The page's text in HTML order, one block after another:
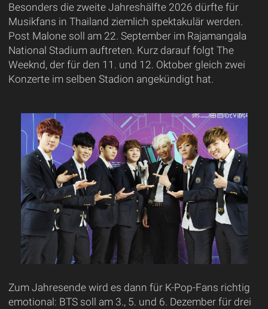
Besonders die zweite Jahreshälfte 2026 dürfte für
Musikfans in Thailand ziemlich spektakulär werden.
Post Malone soll am 22. September im Rajamangala
National Stadium auftreten. Kurz darauf folgt The
Weeknd, der für den 11. und 12. Oktober gleich zwei
Konzerte im selben Stadion angekündigt hat.
Zum Jahresende wird es dann für K-Pop-Fans richtig
emotional: BTS soll am 3., 5. und 6. Dezember für drei